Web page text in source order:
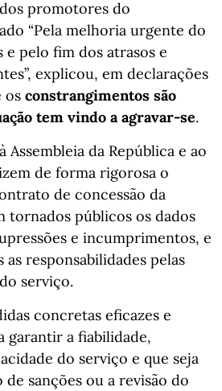
promotores do
“Pela melhoria urgente do
e pelo fim dos atrasos e
explicou, em declarações
os constrangimentos são
tem vindo a agravar-se.
Assembleia da República e ao
de forma rigorosa o
de concessão da
tornados públicos os dados
e incumprimentos, e
as responsabilidades pelas
serviço.
concretas eficazes e
garantir a fiabilidade,
do serviço e que seja
de sanções ou a revisão do